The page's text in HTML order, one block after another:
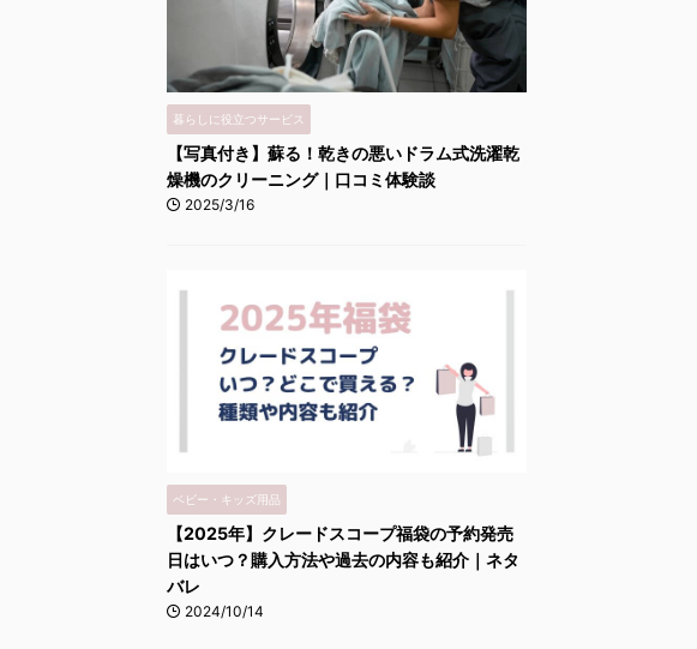
暮らしに役立つサービス
【写真付き】蘇る！乾きの悪いドラム式洗濯乾
燥機のクリーニング｜口コミ体験談
2025/3/16
ベビー・キッズ用品
【2025年】クレードスコープ福袋の予約発売
日はいつ？購入方法や過去の内容も紹介｜ネタ
バレ
2024/10/14